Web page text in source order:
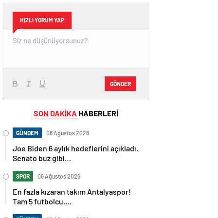
HIZLI YORUM YAP
GÖNDER
SON DAKİKA HABERLERİ
GÜNDEM 06 Ağustos 2026
Joe Biden 6 aylık hedeflerini açıkladı.
Senato buz gibi…
SPOR 06 Ağustos 2026
En fazla kızaran takım Antalyaspor!
Tam 5 futbolcu….